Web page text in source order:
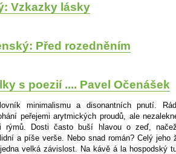
Vzkazky lásky
Před rozedněním
s poezií .... Pavel Očenášek
minimalismu a disonantních pnutí.
peřejemi arytmických proudů, ale
rýmů. Dosti často buší hlavou o zeď,
a píše verše. Nebo snad román? Celý jeho
velká závislost. Na kávě á la hospodský